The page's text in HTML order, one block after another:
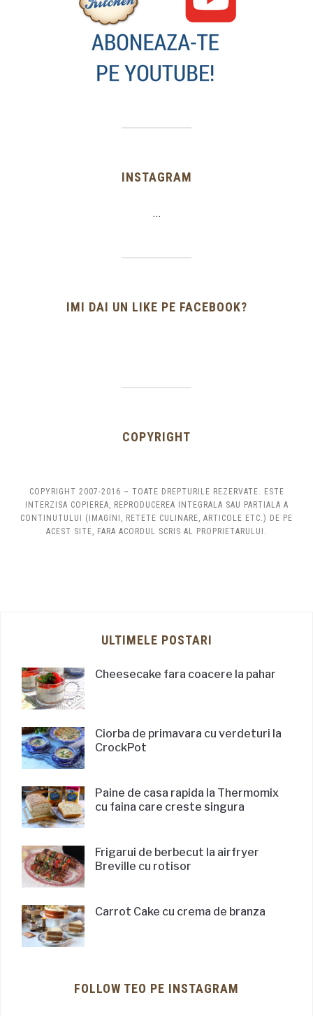
INSTAGRAM
…
IMI DAI UN LIKE PE FACEBOOK?
COPYRIGHT
COPYRIGHT 2007-2016 ~ TOATE DREPTURILE REZERVATE. ESTE
INTERZISA COPIEREA, REPRODUCEREA INTEGRALA SAU PARTIALA A
CONTINUTULUI (IMAGINI, RETETE CULINARE, ARTICOLE ETC.) DE PE
ACEST SITE, FARA ACORDUL SCRIS AL PROPRIETARULUI.
ULTIMELE POSTARI
Cheesecake fara coacere la pahar
Ciorba de primavara cu verdeturi la
CrockPot
Paine de casa rapida la Thermomix
cu faina care creste singura
Frigarui de berbecut la airfryer
Breville cu rotisor
Carrot Cake cu crema de branza
FOLLOW TEO PE INSTAGRAM